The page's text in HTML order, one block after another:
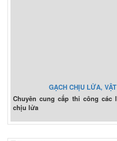
GẠCH CHỊU LỬA,
Chuyên cung cấp thi công
chịu lửa